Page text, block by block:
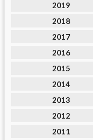
2019
2018
2017
2016
2015
2014
2013
2012
2011